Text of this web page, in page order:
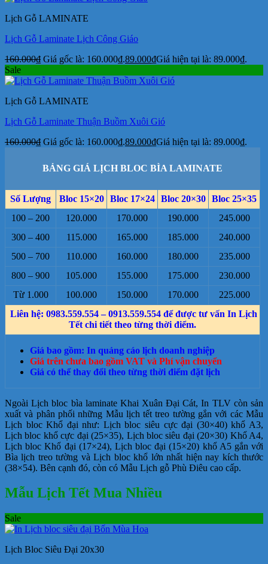
Lịch Gỗ LAMINATE
Lịch Gỗ Laminate Lịch Công Giáo
160.000₫ Giá gốc là: 160.000₫.89.000₫Giá hiện tại là: 89.000₫.
Sale
Lịch Gỗ LAMINATE
Lịch Gỗ Laminate Thuận Buồm Xuôi Gió
160.000₫ Giá gốc là: 160.000₫.89.000₫Giá hiện tại là: 89.000₫.
BẢNG GIÁ LỊCH BLOC BÌA LAMINATE
Số Lượng Bloc 15×20 Bloc 17×24 Bloc 20×30
Bloc 25×35
100 – 200
120.000 170.000 190.000
245.000
300 – 400
115.000 165.000 185.000
240.000
500 – 700
110.000 160.000 180.000
235.000
800 – 900
105.000 155.000 175.000
230.000
Từ 1.000
100.000 150.000 170.000
225.000
Liên hệ: 0983.559.554 – 0913.559.554 để được tư vấn In Lịch
Tết chi tiết theo từng thời điểm.
Giá bao gồm: In quảng cáo lịch doanh nghiệp
Giá trên chưa bao gồm VAT và Phí vận chuyển
Giá có thể thay đổi theo từng thời điểm đặt lịch
Ngoài Lịch bloc bìa laminate Khai Xuân Đại Cát, In TLV còn sản
xuất và phân phối những Mẫu lịch tết treo tường gắn với các Mẫu
Lịch bloc Khổ đại như: Lịch bloc siêu cực đại (30×40) khổ A3,
Lịch bloc khổ cực đại (25×35), Lịch bloc siêu đại (20×30) Khổ A4,
Lịch bloc Khổ đại (17×24), Lịch bloc đại (15×20) khổ A5 gắn với
Bìa lịch treo tường và Lịch bloc khổ lớn nhất hiện nay kích thước
(38×54). Bên cạnh đó, còn có Mẫu Lịch gỗ Phù Điêu cao cấp.
Mẫu Lịch Tết Mua Nhiều
Sale
Lịch Bloc Siêu Đại 20x30